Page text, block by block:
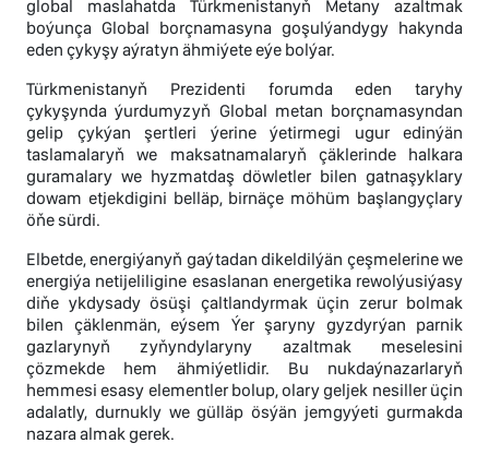
global maslahatda Türkmenistanyň Metany azaltmak
boýunça Global borçnamasyna goşulýandygy hakynda
eden çykyşy aýratyn ähmiýete eýe bolýar.
Türkmenistanyň Prezidenti forumda eden taryhy
çykyşynda ýurdumyzyň Global metan borçnamasyndan
gelip çykýan şertleri ýerine ýetirmegi ugur edinýän
taslamalaryň we maksatnamalaryň çäklerinde halkara
guramalary we hyzmatdaş döwletler bilen gatnaşyklary
dowam etjekdigini belläp, birnäçe möhüm başlangyçlary
öňe sürdi.
Elbetde, energiýanyň gaýtadan dikeldilýän çeşmelerine we
energiýa netijeliligine esaslanan energetika rewolýusiýasy
diňe ykdysady ösüşi çaltlandyrmak üçin zerur bolmak
bilen çäklenmän, eýsem Ýer şaryny gyzdyrýan parnik
gazlarynyň zyňyndylaryny azaltmak meselesini
çözmekde hem ähmiýetlidir. Bu nukdaýnazarlaryň
hemmesi esasy elementler bolup, olary geljek nesiller üçin
adalatly, durnukly we gülläp ösýän jemgyýeti gurmakda
nazara almak gerek.